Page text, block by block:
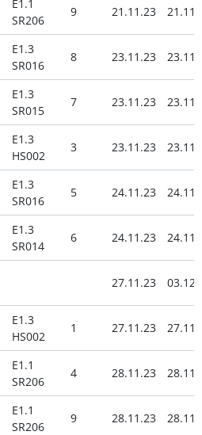
E1.1
SR206
9 21.11.23
E1.3
SR016
8 23.11.23
E1.3
SR015
7 23.11.23
E1.3
HS002
3 23.11.23
E1.3
SR016
5 24.11.23
E1.3
SR014
6 24.11.23
27.11.23
E1.3
HS002
1 27.11.23
E1.1
SR206
4 28.11.23
E1.1
SR206
9 28.11.23